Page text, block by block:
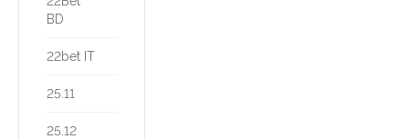
BD
22bet IT
25.11
25.12